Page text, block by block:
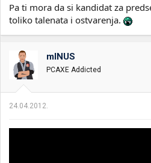
Pa ti mora da si kandidat za
toliko talenata i ostvarenja.
mINUS
PCAXE Addicted
24.04.2012.